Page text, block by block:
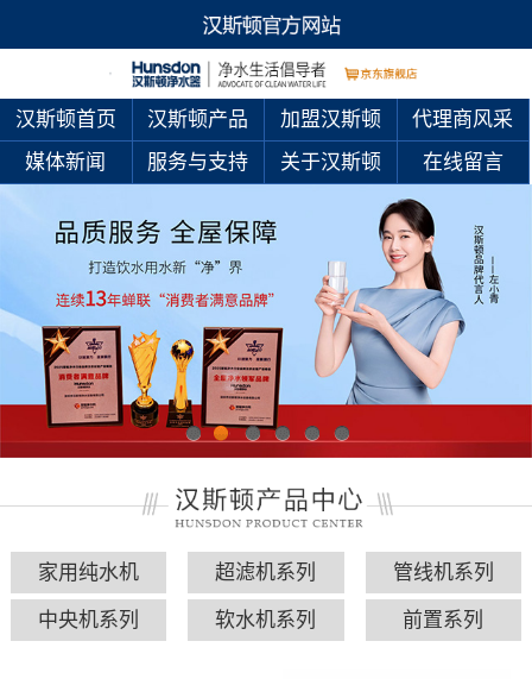
汉斯顿首页 汉斯顿产品 加盟汉斯顿
代理商风采
媒体新闻
服务与支持 关于汉斯顿 在线留言
家用纯水机 超滤机系列 管线机系列
中央机系列 软水机系列 前置系列